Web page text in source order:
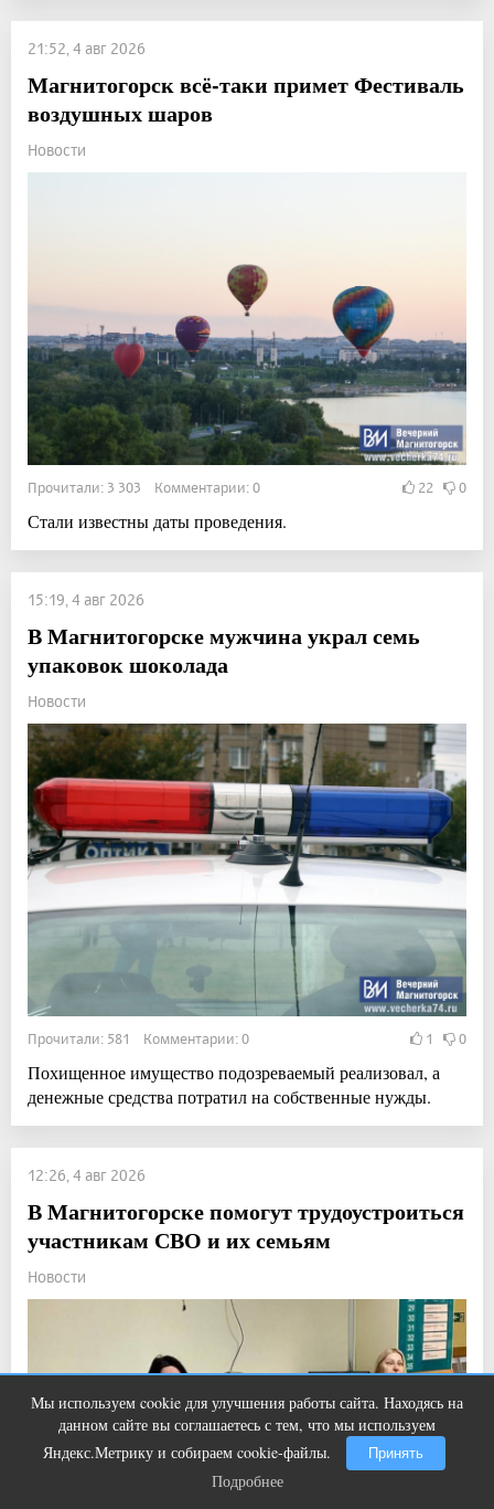
21:52, 4 авг 2026
Магнитогорск всё-таки примет Фестиваль
воздушных шаров
Новости
Прочитали: 3 303 Комментарии: 0 22 0
Стали известны даты проведения.
15:19, 4 авг 2026
В Магнитогорске мужчина украл семь
упаковок шоколада
Новости
Прочитали: 581 Комментарии: 0 1 0
Похищенное имущество подозреваемый реализовал, а
денежные средства потратил на собственные нужды.
12:26, 4 авг 2026
В Магнитогорске помогут трудоустроиться
участникам СВО и их семьям
Новости
Мы используем cookie для улучшения работы сайта. Находясь на
данном сайте вы соглашаетесь с тем, что мы используем
Яндекс.Метрику и собираем cookie-файлы.
Принять
Подробнее
Ржу не переставая, это видео
пересмотришь не раз
Подробнее